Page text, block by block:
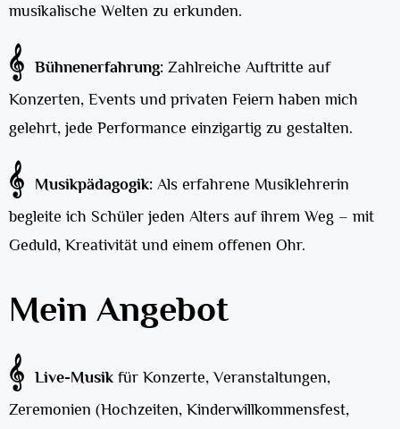
musikalische Welten zu erkunden.
𝄞 Bühnenerfahrung: Zahlreiche Auftritte auf
Konzerten, Events und privaten Feiern haben mich
gelehrt, jede Performance einzigartig zu gestalten.
𝄞 Musikpädagogik: Als erfahrene Musiklehrerin
begleite ich Schüler jeden Alters auf ihrem Weg – mit
Geduld, Kreativität und einem offenen Ohr.
Mein Angebot
𝄞 Live-Musik für Konzerte, Veranstaltungen,
Zeremonien (Hochzeiten, Kinderwillkommensfest,